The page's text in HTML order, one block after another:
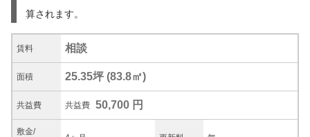
算されます。
賃料 相談
面積 25.35坪 (83.8㎡)
共益費 共益費 50,700 円
敷金/